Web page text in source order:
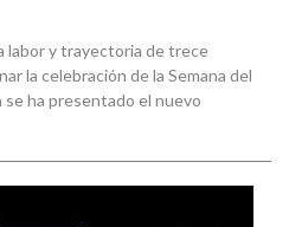
labor y trayectoria de trece
la celebración de la Semana del
ha presentado el nuevo